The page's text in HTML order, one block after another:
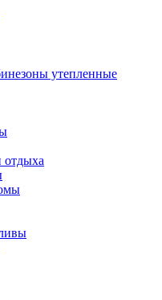
утепленные
отдыха